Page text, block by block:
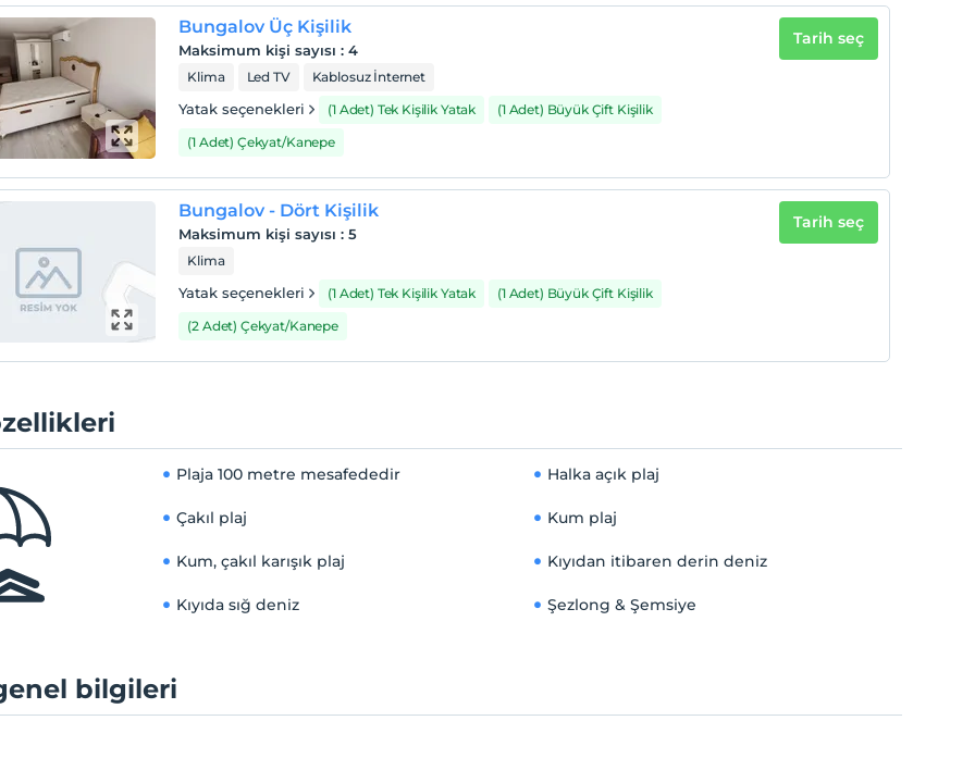
Bungalov Üç Kişilik
Maksimum kişi sayısı :4
Klima Led TV Kablosuz İnternet
Yatak seçenekleri (1 Adet) Tek Kişilik Yatak
(1 Adet) Büyük Çift Kişilik
(1 Adet) Çekyat/Kanepe
Tarih seç
Bungalov - Dört Kişilik
Maksimum kişi sayısı :5
Klima
Yatak seçenekleri (1 Adet) Tek Kişilik Yatak
(1 Adet) Büyük Çift Kişilik
(2 Adet) Çekyat/Kanepe
Tarih seç
Plaja 100 metre mesafededir Halka açık plaj
Çakıl plaj Kum plaj
Kum, çakıl karışık plaj Kıyıdan itibaren derin deniz
Kıyıda sığ deniz Şezlong & Şemsiye
bilgileri